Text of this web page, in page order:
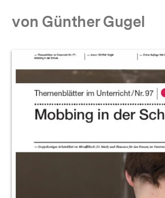
von Günther Gugel
Produktvorschau